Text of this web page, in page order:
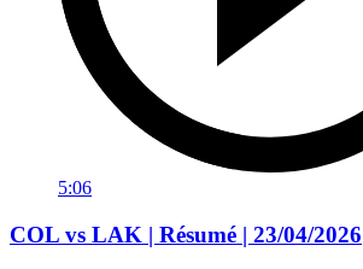
5:06
COL vs LAK | Résumé | 23/04/2026